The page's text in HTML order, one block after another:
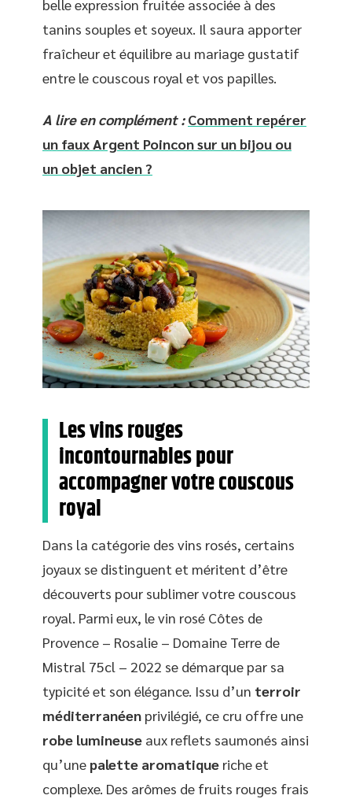
belle expression fruitée associée à des
tanins souples et soyeux. Il saura apporter
fraîcheur et équilibre au mariage gustatif
entre le couscous royal et vos papilles.
A lire en complément : Comment repérer
un faux Argent Poincon sur un bijou ou
un objet ancien ?
Les vins rouges
incontournables pour
accompagner votre couscous
royal
Dans la catégorie des vins rosés, certains
joyaux se distinguent et méritent d’être
découverts pour sublimer votre couscous
royal. Parmi eux, le vin rosé Côtes de
Provence – Rosalie – Domaine Terre de
Mistral 75cl – 2022 se démarque par sa
typicité et son élégance. Issu d’un terroir
méditerranéen privilégié, ce cru offre une
robe lumineuse aux reflets saumonés ainsi
qu’une palette aromatique riche et
complexe. Des arômes de fruits rouges frais